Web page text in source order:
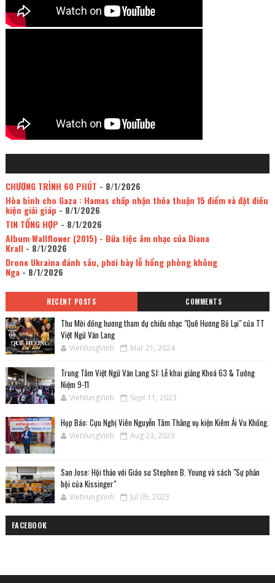
CHƯƠNG TRÌNH 60 PHÚT - 8/1/2026
Hòa bình cho Gaza : Hamas chấp nhận thỏa thuận 15 điểm và đặt điều
kiện giải giáp - 8/1/2026
TIN TỔNG HỢP - 8/1/2026
Album Wallflower (2015) - Bữa tiệc âm nhạc của Diana
Krall- 8/1/2026
Drone Ukraina đánh sâu, phơi bày lỗ hổng phòng không
Nga- 8/1/2026
RECENT POSTS COMMENTS
Thư Mời đồng hương tham dự chiều nhạc "Quê Hương Bỏ Lại" của TT
Việt Ngữ Văn Lang
VietVungVinh Mar 21, 2024
Trung Tâm Việt Ngữ Văn Lang SJ: Lễ khai giảng Khoá 63 & Tưởng
Niệm 9-11
VietVungVinh Sept 11, 2023
Họp Báo: Cựu Nghị Viên Nguyễn Tâm Thắng vụ kiện Kiêm Ái Vu Khống.
VietVungVinh Aug 23, 2023
San Jose: Hội thảo với Giáo sư Stephen B. Young và sách "Sự phản
bội của Kissinger"
VietVungVinh Jul 05, 2023
FACEBOOK